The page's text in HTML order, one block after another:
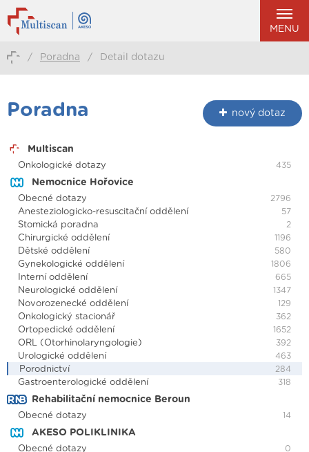
MENU
/ Poradna / Detail dotazu
Poradna nový dotaz
Multiscan
Onkologické dotazy 435
Nemocnice Hořovice
Obecné dotazy 2796
Anesteziologicko-resuscitační oddělení 57
Stomická poradna 2
Chirurgické oddělení 1196
Dětské oddělení 580
Gynekologické oddělení 1806
Interní oddělení 665
Neurologické oddělení 1347
Novorozenecké oddělení 129
Onkologický stacionář 362
Ortopedické oddělení 1652
ORL (Otorhinolaryngologie) 392
Urologické oddělení 463
Porodnictví 284
Gastroenterologické oddělení 318
Rehabilitační nemocnice Beroun
Obecné dotazy 14
AKESO POLIKLINIKA
Obecné dotazy 0